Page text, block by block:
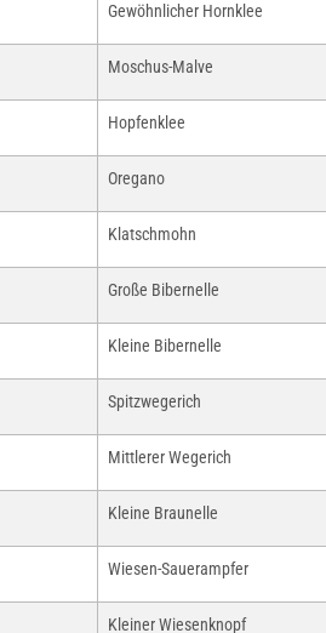
Gewöhnlicher Hornklee
Moschus-Malve
Hopfenklee
Oregano
Klatschmohn
Große Bibernelle
Kleine Bibernelle
Spitzwegerich
Mittlerer Wegerich
Kleine Braunelle
Wiesen-Sauerampfer
Kleiner Wiesenknopf